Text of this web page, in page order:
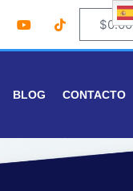
$0.00
BLOG CONTACTO